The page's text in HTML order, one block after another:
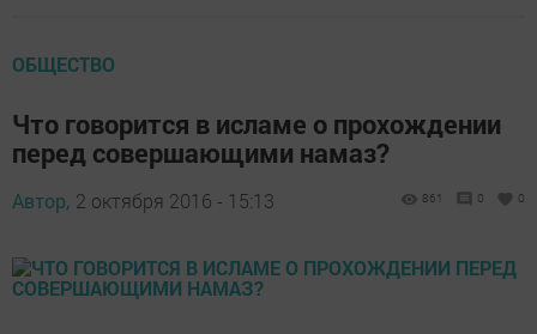
ОБЩЕСТВО
Что говорится в исламе о прохождении
перед совершающими намаз?
Автор, 2 октября 2016 - 15:13 861 0 0